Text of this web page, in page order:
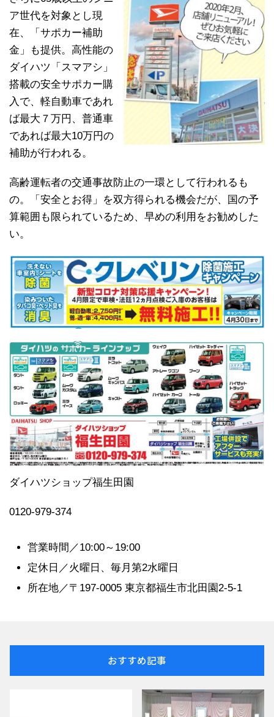
ア世代を対象とし現
在、「サポカー補助
金」も提供。高性能の
ダイハツ「スマアシ」
搭載の安全サポカー購
入で、軽自動車であれ
ば最大７万円、普通車
であれば最大10万円の
補助が行われる。
高齢運転者の交通事故防止の一環として行われるも
の。「安全とお得」を双方得られる機会だが、国の予
算範囲も限られているため、早めの利用をお勧めした
い。
ダイハツショップ福生田園
0120-979-374
営業時間／10:00～19:00
定休日／火曜日、毎月第2水曜日
所在地／〒197-0005 東京都福生市北田園2-5-1
おすすめ記事